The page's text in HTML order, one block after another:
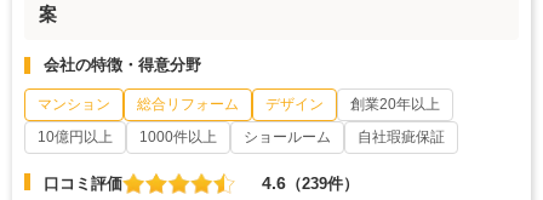
案
会社の特徴・得意分野
マンション 総合リフォーム デザイン
創業20年以上
10億円以上
1000件以上 ショールーム 自社瑕疵保証
口コミ評価 4.6 （239件）